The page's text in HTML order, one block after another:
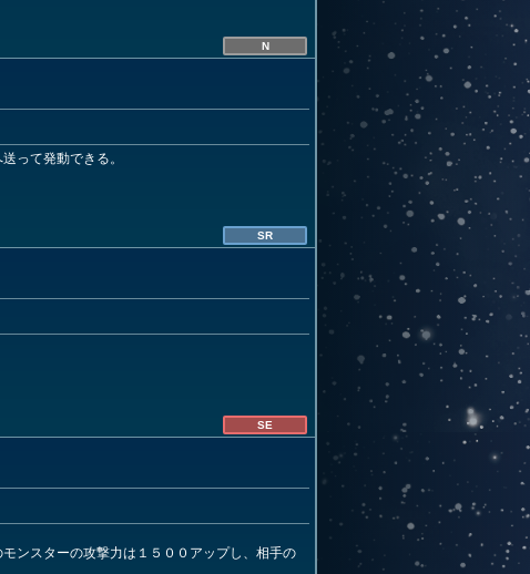
N
って発動できる。
SR
SE
ンスターの攻撃力は１５００アップし、相手の